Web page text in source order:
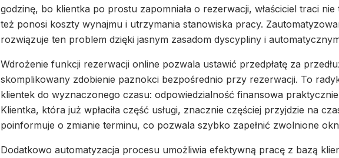
godzinę, bo klientka po prostu zapomniała o rezerwacji, właściciel traci
też ponosi koszty wynajmu i utrzymania stanowiska pracy.
rozwiązuje ten problem dzięki jasnym zasadom dyscypliny i
Wdrożenie funkcji rezerwacji online pozwala ustawić przedpłatę za
skomplikowany zdobienie paznokci bezpośrednio przy rezerwacji. To
klientek do wyznaczonego czasu: odpowiedzialność finansowa
Klientka, która już wpłaciła część usługi, znacznie częściej przyjdzie na
poinformuje o zmianie terminu, co pozwala szybko zapełnić zwolnione
Dodatkowo automatyzacja procesu umożliwia efektywną pracę z bazą